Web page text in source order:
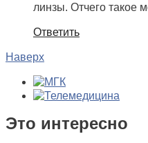
линзы. Отчего такое
Ответить
Наверх
Это интересно